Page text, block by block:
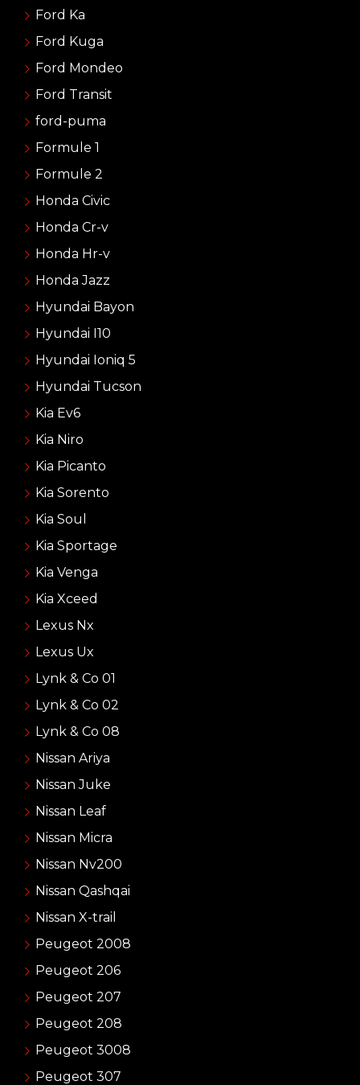
Ford Ka
Ford Kuga
Ford Mondeo
Ford Transit
ford-puma
Formule 1
Formule 2
Honda Civic
Honda Cr-v
Honda Hr-v
Honda Jazz
Hyundai Bayon
Hyundai I10
Hyundai Ioniq 5
Hyundai Tucson
Kia Ev6
Kia Niro
Kia Picanto
Kia Sorento
Kia Soul
Kia Sportage
Kia Venga
Kia Xceed
Lexus Nx
Lexus Ux
Lynk & Co 01
Lynk & Co 02
Lynk & Co 08
Nissan Ariya
Nissan Juke
Nissan Leaf
Nissan Micra
Nissan Nv200
Nissan Qashqai
Nissan X-trail
Peugeot 2008
Peugeot 206
Peugeot 207
Peugeot 208
Peugeot 3008
Peugeot 307